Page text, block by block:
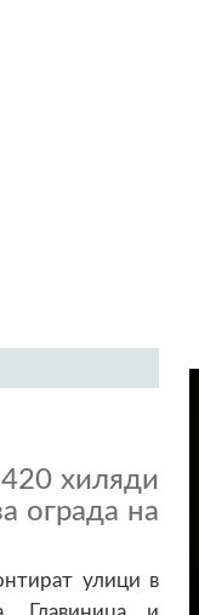
хиляди
ограда на
улици в